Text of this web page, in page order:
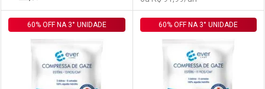
FECHAR
Laboratório
FECHAR
Por Menos Laboratório
Por Menos
60% OFF NA 3° UNIDADE 60% OFF NA 3° UNIDADE